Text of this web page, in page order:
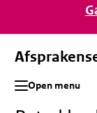
Open menu